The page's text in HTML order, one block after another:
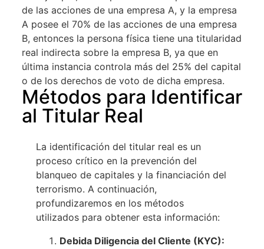
de las acciones de una empresa A, y la empresa
A posee el 70% de las acciones de una empresa
B, entonces la persona física tiene una titularidad
real indirecta sobre la empresa B, ya que en
última instancia controla más del 25% del capital
o de los derechos de voto de dicha empresa.
Métodos para Identificar
al Titular Real
La identificación del titular real es un
proceso crítico en la prevención del
blanqueo de capitales y la financiación del
terrorismo. A continuación,
profundizaremos en los métodos
utilizados para obtener esta información:
Debida Diligencia del Cliente (KYC):